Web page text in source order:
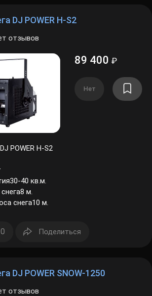
DJ POWER H-S2
отзывов
89 400 ₽
Нет
POWER H-S2
40 кв.м.
м.
снега10 м.
0 Поделиться
DJ POWER SNOW-1250
отзывов